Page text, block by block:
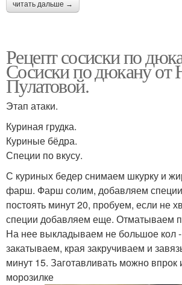
читать дальше →
Рецепт сосиски по
Сосиски по дюкану от
Пулатовой.
Этап атаки.
Куриная грудка.
Куриные бёдра.
Специи по вкусу.
С куриных бедер снимаем шкурку и
фарш. Фарш солим, добавляем
постоять минут 20, пробуем, если не
специи добавляем еще. Отматываем
На нее выкладываем не большое кол
закатываем, края закручиваем и
минут 15. Заготавливать можно впрок
морозилке